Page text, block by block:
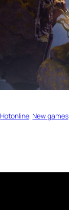
Hotonline, New games